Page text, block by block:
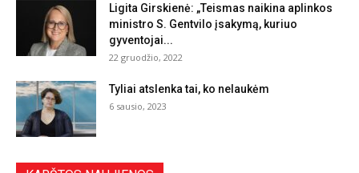
Ligita Girskienė: „Teismas naikina aplinkos
ministro S. Gentvilo įsakymą, kuriuo
gyventojai...
22 gruodžio, 2022
Tyliai atslenka tai, ko nelaukėm
6 sausio, 2023